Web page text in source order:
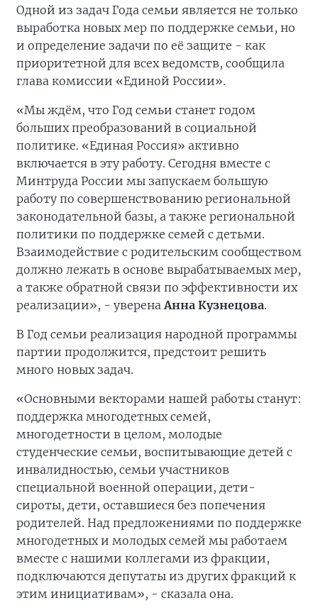
Одной из задач Года семьи является не только
выработка новых мер по поддержке семьи, но
и определение задачи по её защите - как
приоритетной для всех ведомств, сообщила
глава комиссии «Единой России».
«Мы ждём, что Год семьи станет годом
больших преобразований в социальной
политике. «Единая Россия» активно
включается в эту работу. Сегодня вместе с
Минтруда России мы запускаем большую
работу по совершенствованию региональной
законодательной базы, а также региональной
политики по поддержке семей с детьми.
Взаимодействие с родительским сообществом
должно лежать в основе вырабатываемых мер,
а также обратной связи по эффективности их
реализации», - уверенаАнна Кузнецова.
В Год семьи реализация народной программы
партии продолжится, предстоит решить
много новых задач.
«Основными векторами нашей работы станут:
поддержка многодетных семей,
многодетности в целом, молодые
студенческие семьи, воспитывающие детей с
инвалидностью, семьи участников
специальной военной операции, дети-
сироты, дети, оставшиеся без попечения
родителей. Над предложениями по поддержке
многодетных и молодых семей мы работаем
вместе с нашими коллегами из фракции,
подключаются депутаты из других фракций к
этим инициативам», - сказала она.